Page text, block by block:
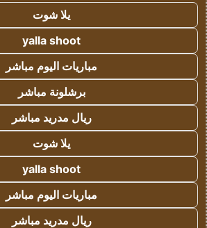
يلا شوت
yalla shoot
مباريات اليوم مباشر
برشلونة مباشر
ريال مدريد مباشر
يلا شوت
yalla shoot
مباريات اليوم مباشر
ريال مدريد مباشر